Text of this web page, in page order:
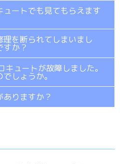
ートでも見てもらえます
を断られてしまいまし
か？
ュートが故障しました。
しょうか。
りますか？